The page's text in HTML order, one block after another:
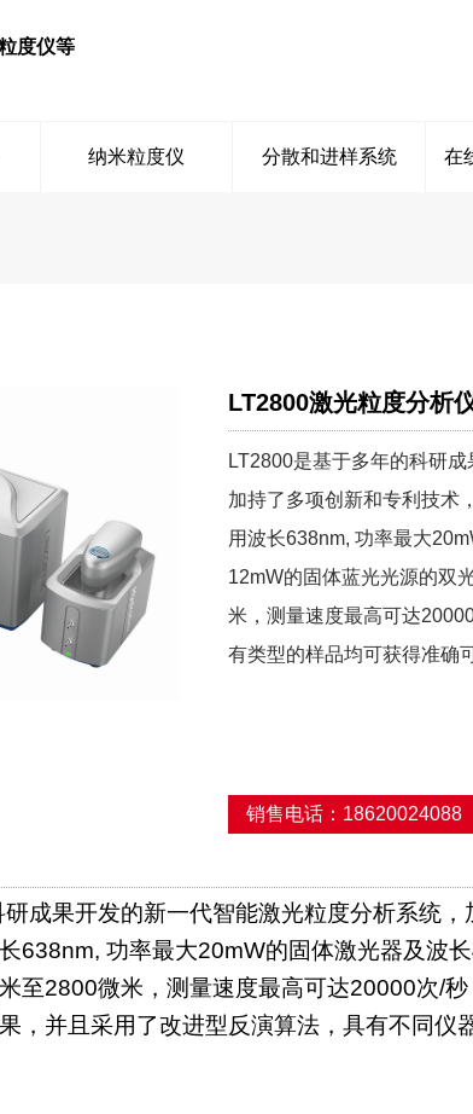
度仪等
纳米粒度仪 分散和进样系统 在
LT2800激光粒度分析
LT2800是基于多年的科研
加持了多项创新和专利技术
用波长638nm, 功率最大
12mW的固体蓝光光源的双
米，测量速度最高可达
有类型的样品均可获得准确
销售电话：18620024088
果开发的新一代智能激光粒度分析系统，
638nm, 功率最大20mW的固体激光器及波
至2800微米，测量速度最高可达20000次/
，并且采用了改进型反演算法，具有不同仪